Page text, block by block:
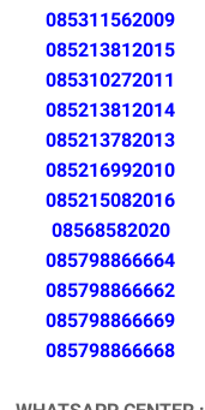
085311562009
085213812015
085310272011
085213812014
085213782013
085216992010
085215082016
08568582020
085798866664
085798866662
085798866669
085798866668